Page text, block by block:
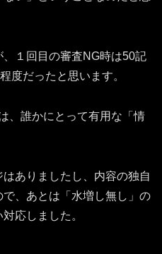
１回目の審査NG時は50記
度だったと思います。
、誰かにとって有用な「情
ありましたし、内容の独自
、あとは「水増し無し」の
応しました。